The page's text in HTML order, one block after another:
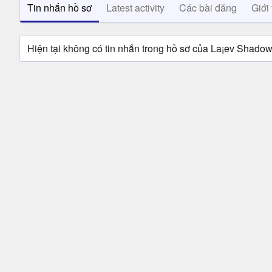
Tin nhắn hồ sơ Latest activity Các bài đăng Giới
Hiện tại không có tin nhắn trong hồ sơ của La¡ev